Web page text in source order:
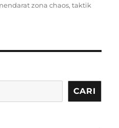
zona chaos,taktik
CARI